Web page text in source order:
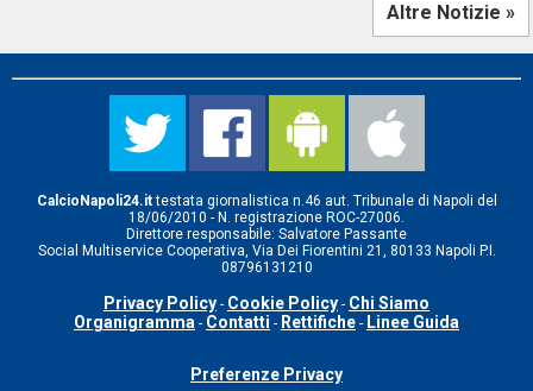
Altre Notizie »
CalcioNapoli24.ittestata giornalistica n.46 aut. Tribunale di Napoli del
18/06/2010 - N. registrazione ROC-27006.
Direttore responsabile: Salvatore Passante
Social Multiservice Cooperativa, Via Dei Fiorentini 21, 80133 Napoli P.I.
08796131210
Privacy Policy - Cookie Policy - Chi Siamo
Organigramma - Contatti - Rettifiche - Linee Guida
Preferenze Privacy